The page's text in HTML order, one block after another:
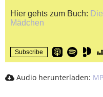
Hier gehts zum Buch:
Mädchen
Subscribe
Audio herunterladen: